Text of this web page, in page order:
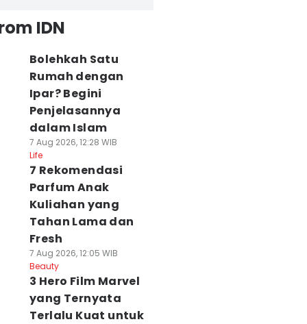
IDN
Bolehkah Satu
Rumah dengan
Ipar? Begini
Penjelasannya
dalam Islam
7 Aug 2026, 12:28 WIB
Life
7 Rekomendasi
Parfum Anak
Kuliahan yang
Tahan Lama dan
Fresh
7 Aug 2026, 12:05 WIB
Beauty
3 Hero Film Marvel
yang Ternyata
Terlalu Kuat untuk